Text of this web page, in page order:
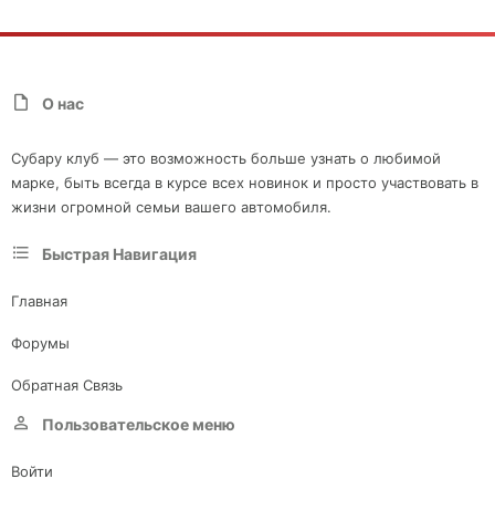
О нас
Субару клуб — это возможность больше узнать о любимой
марке, быть всегда в курсе всех новинок и просто участвовать в
жизни огромной семьи вашего автомобиля.
Быстрая Навигация
Главная
Форумы
Обратная Связь
Пользовательское меню
Войти